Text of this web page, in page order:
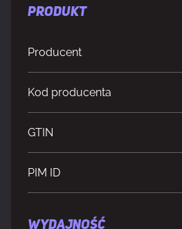
PRODUKT
Producent
Kod producenta
GTIN
PIM ID
WYDAJNOŚĆ